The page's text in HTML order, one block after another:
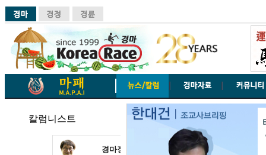
칼럼니스트
경마장산책